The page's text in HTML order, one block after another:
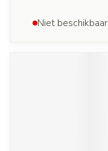
Niet beschikbaar